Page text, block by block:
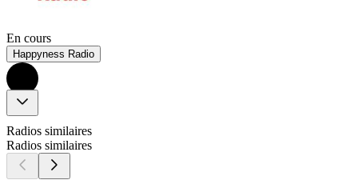
En cours
Happyness Radio
Radios similaires
Radios similaires